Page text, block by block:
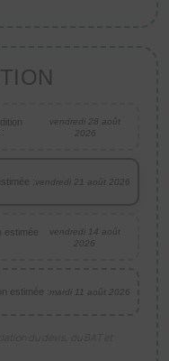
vendredi 28 août
2026
:vendredi 21 août 2026
estimée
vendredi 14 août
2026
estimée :mardi 11 août 2026